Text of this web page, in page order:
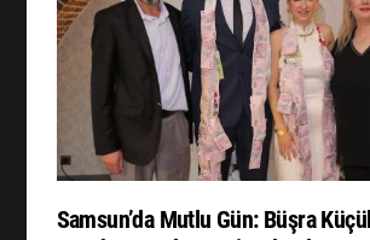
Samsun’da Mutlu Gün: Büşra